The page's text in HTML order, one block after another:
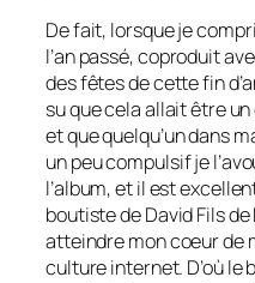
De fait, lorsque je
l’an passé, coproduit
des fêtes de cette fin
su que cela allait être
et que quelqu’un dans
un peu compulsif je
l’album, et il est
boutiste de David Fils
atteindre mon coeur de
culture internet. D’où le